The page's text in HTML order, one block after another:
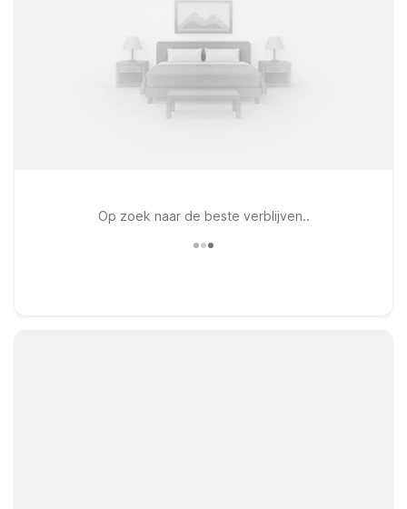
Op zoek naar de beste verblijven..